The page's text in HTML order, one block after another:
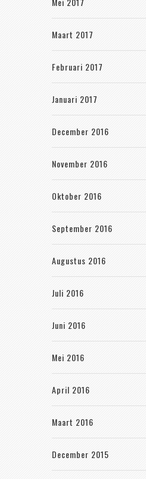
Maart 2017
Februari 2017
Januari 2017
December 2016
November 2016
Oktober 2016
September 2016
Augustus 2016
Juli 2016
Juni 2016
Mei 2016
April 2016
Maart 2016
December 2015